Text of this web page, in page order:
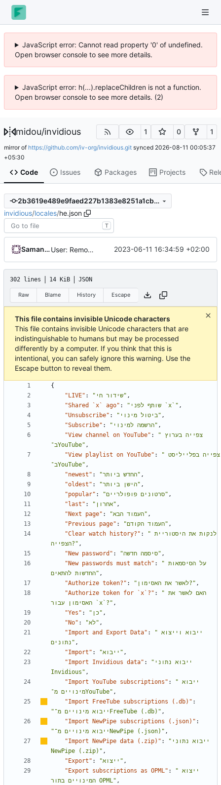
JavaScript error: Cannot read property '0' of undefined.
Open browser console to see more details.
JavaScript error: h(...).replaceChildren is not a function.
Open browser console to see more details. (2)
midou/invidious 1 0 1
mirror of https://github.com/iv-org/invidious.git synced 2026-08-11 00:05:37
+05:30
Code Issues Packages Projects
2b3619e489e9faed227b1383e8251a1cb532a5ca
invidious/locales/he.json
T
Samantaz Fox User: Remove broken Google login (localized strings) 2023-06-11 16:34:59 +02:00
302 lines 14 KiB JSON
Raw Blame History Escape
This file contains invisible Unicode characters
This file contains invisible Unicode characters that are
indistinguishable to humans but may be processed
differently by a computer. If you think that this is
intentional, you can safely ignore this warning. Use the
Escape button to reveal them.
{
"LIVE" : "שידור חי" ,
"Shared `x` ago" : "שותף לפני `x`" ,
"Unsubscribe" : "ביטול מינוי" ,
"Subscribe" : "הרשמה למינוי" ,
"View channel on YouTube" :
"צפייה בערוץ
ב־YouTube" ,
"View playlist on YouTube" :
"צפייה בפלייליסט
ב־YouTube" ,
"newest" : "החדש ביותר" ,
"oldest" : "הישן ביותר" ,
"popular" : "סרטונים פופולריים" ,
"last" : "אחרון" ,
"Next page" : "העמוד הבא" ,
"Previous page" : "העמוד הקודם" ,
"Clear watch history?" :
"לנקות את היסטוריית
הצפייה?" ,
"New password" : "סיסמה חדשה" ,
"New passwords must match" :
"על הסיסמאות
החדשות להתאים" ,
"Authorize token?" : "לאשר את האסימון?" ,
"Authorize token for `x`?" :
"האם לאשר את
האסימון עבור `x`?" ,
"Yes" : "כן" ,
"No" : "לא" ,
"Import and Export Data" :
"ייבוא וייצוא
נתונים" ,
"Import" : "ייבוא" ,
"Import Invidious data" :
"ייבוא נתוני
Invidious" ,
"Import YouTube subscriptions" :
"ייבוא
מינויים מ־YouTube" ,
"Import FreeTube subscriptions (.db)" :
"ייבוא מינויים מ־FreeTube (.db)" ,
"Import NewPipe subscriptions (.json)" :
"ייבוא מינויים מ־NewPipe (.json)" ,
"Import NewPipe data (.zip)" :
"ייבוא נתוני
NewPipe (.zip)" ,
"Export" : "ייצוא" ,
"Export subscriptions as OPML" :
"ייצוא
המינויים בתור OPML" ,